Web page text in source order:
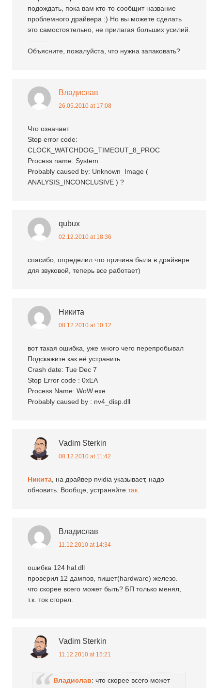
подождать, пока вам кто-то сообщит название
проблемного драйвера :) Но вы можете сделать
это самостоятельно, не прилагая больших усилий.
———
Объясните, пожалуйста, что нужна запаковать?
Владислав
26.05.2010 at 17:08
Что означает
Stop error code:
CLOCK_WATCHDOG_TIMEOUT_8_PROC
Process name: System
Probably caused by: Unknown_Image (
ANALYSIS_INCONCLUSIVE ) ?
qubux
02.12.2010 at 18:36
спасибо, определил что причина была в драйвере
для звуковой, теперь все работает)
Никита
08.12.2010 at 10:12
вот такая ошибка, уже много чего перепробывал
Подскажите как её устранить
Crash date: Tue Dec 7
Stop Error code : 0xEA
Process Name: WoW.exe
Probably caused by : nv4_disp.dll
Vadim Sterkin
08.12.2010 at 11:42
Никита , на драйвер nvidia указывает, надо
обновить. Вообще, устраняйтетак
Владислав
11.12.2010 at 14:34
ошибка 124 hal.dll
проверил 12 дампов, пишет(hardware) железо.
что скорее всего может быть? БП только менял,
т.к. ток сгорел.
Vadim Sterkin
11.12.2010 at 15:21
Владислав: что скорее всего может